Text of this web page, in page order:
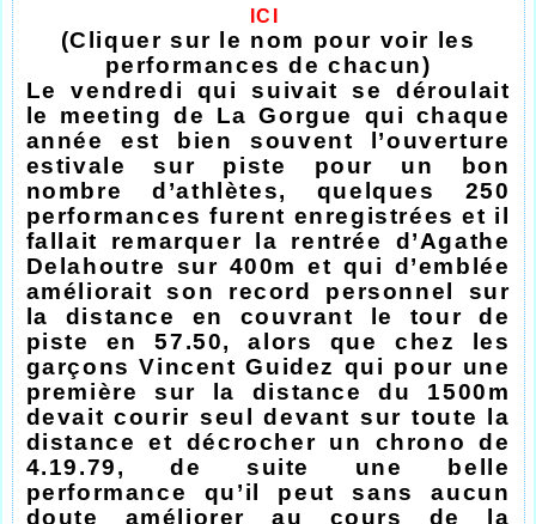
ICI
(Cliquer sur le nom pour voir les
performances de chacun)
Le vendredi qui suivait se déroulait
le meeting de La Gorgue qui chaque
année est bien souvent l’ouverture
estivale sur piste pour un bon
nombre d’athlètes, quelques 250
performances furent enregistrées et il
fallait remarquer la rentrée d’Agathe
Delahoutre sur 400m et qui d’emblée
améliorait son record personnel sur
la distance en couvrant le tour de
piste en 57.50, alors que chez les
garçons Vincent Guidez qui pour une
première sur la distance du 1500m
devait courir seul devant sur toute la
distance et décrocher un chrono de
4.19.79, de suite une belle
performance qu’il peut sans aucun
doute améliorer au cours de la